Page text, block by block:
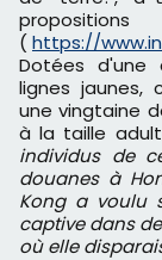
(https://
Dotées d'une
lignes jaunes,
une vingtaine
à la taille
individus de
douanes à
Kong a voulu
captive dans
où elle